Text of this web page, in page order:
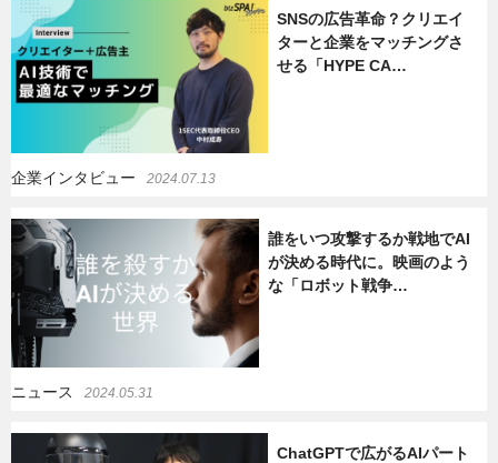
SNSの広告革命？クリエイ
ターと企業をマッチングさ
せる「HYPE CA…
企業インタビュー 2024.07.13
誰をいつ攻撃するか戦地でAI
が決める時代に。映画のよう
な「ロボット戦争…
ニュース 2024.05.31
ChatGPTで広がるAIパート